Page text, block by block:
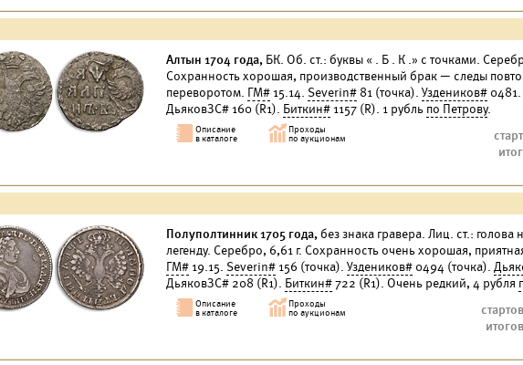
Алтын 1704 года, БК. Об. ст.: буквы « . Б . К .» с точками.
Сохранность хорошая, производственный брак — следы
переворотом. ГМ# 15.14. Severin# 81 (точка). Уздеников# 0481.
ДьяковЗС# 160 (R1). Биткин# 1157 (R). 1 рубль по Петрову.
Полуполтинник 1705 года, без знака гравера. Лиц. ст.: голова
легенду. Серебро, 6,61 г. Сохранность очень хорошая,
ГМ# 19.15. Severin# 156 (точка). Уздеников# 0494 (точка).
ДьяковЗС# 208 (R1). Биткин#722 (R1). Очень редкий, 4 рубля